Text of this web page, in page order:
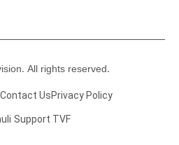
All rights reserved.
Contact UsPrivacy Policy
Support TVF